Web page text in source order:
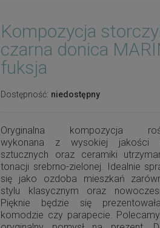
Kompozycja
czarna donica
fuksja
Dostępność: niedostępny
Oryginalna kompozycja
wykonana z wysokiej jakości
sztucznych oraz ceramiki
tonacji srebrno-zielonej. Idealnie
się jako ozdoba mieszkań
stylu klasycznym oraz
Pięknie będzie się
komodzie czy parapecie.